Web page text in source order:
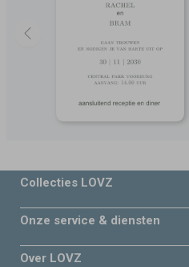
Collecties LOVZ
Onze service & diensten
Over LOVZ